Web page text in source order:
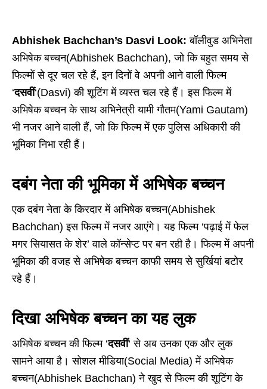
Abhishek Bachchan’s Dasvi Look: बॉलीवुड अभिनेता
अभिषेक बच्चन(Abhishek Bachchan), जो कि बहुत समय से
फिल्मों से दूर चल रहे हैं, इन दिनों वे अपनी आने वाली फिल्म
‘दसवीं‘(Dasvi) की शूटिंग में व्यस्त चल रहे हैं। इस फिल्म में
अभिषेक बच्चन के साथ अभिनेत्री यामी गौतम(Yami Gautam)
भी नजर आने वाली हैं, जो कि फिल्म में एक पुलिस अधिकारी की
भूमिका निभा रही हैं।
दबंग नेता की भूमिका में अभिषेक बच्चन
एक दबंग नेता के किरदार में अभिषेक बच्चन(Abhishek
Bachchan) इस फिल्म में नजर आएंगे। यह फिल्म ‘पढ़ाई में फेल
मगर सियासत के शेर’ वाले कॉन्सेप्ट पर बन रही है। फिल्म में अपनी
भूमिका की वजह से अभिषेक बच्चन काफी समय से सुर्खियां बटोर
रहे हैं।
दिखा अभिषेक बच्चन का यह लुक
अभिषेक बच्चन की फिल्म ‘दसवीं‘ से अब उनका एक और लुक
सामने आया है। सोशल मीडिया(Social Media) में अभिषेक
बच्चन(Abhishek Bachchan) ने खुद से फिल्म की शूटिंग के